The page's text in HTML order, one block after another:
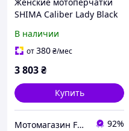
SHIMA Caliber Lady Black
В наличии
от380₴/мес
3 803₴
Купить
Мотомагазин FREERIDER 92%